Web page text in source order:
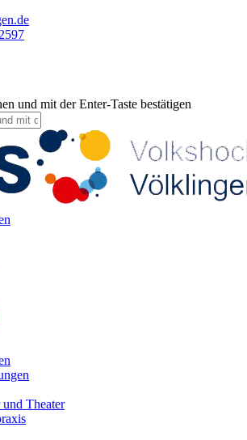
und mit der Enter-Taste bestätigen
Theater